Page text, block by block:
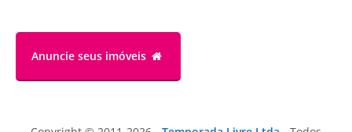
Anuncie seus imóveis